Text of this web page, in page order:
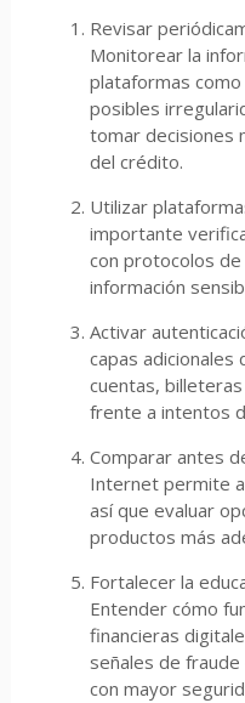
Revisar
Monitorear la
plataformas como
posibles
tomar decisiones
del crédito.
Utilizar
importante
con protocolos
información
Activar
capas
cuentas,
frente a intentos
Comparar antes
Internet permite
así que evaluar
productos más
Fortalecer la
Entender cómo
financieras
señales de
con mayor